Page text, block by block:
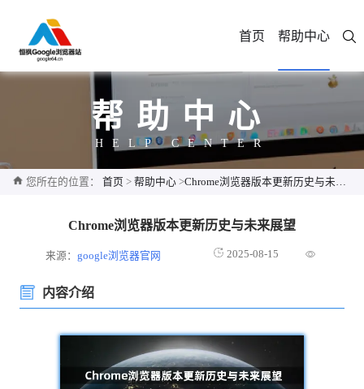
首页 帮助中心
帮助中心
HELP CENTER
您所在的位置： 首页 > 帮助中心 >Chrome浏览器版本更新历史与未来展望
Chrome浏览器版本更新历史与未来展望
来源：google浏览器官网 2025-08-15
内容介绍